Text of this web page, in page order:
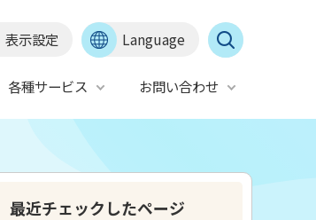
表示設定 Language
各種サービス お問い合わせ
最近チェックしたページ